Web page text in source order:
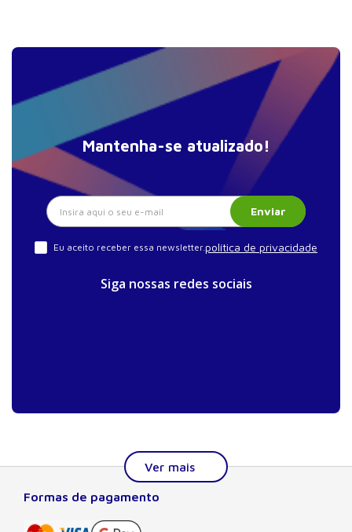
Mantenha-se atualizado!
Enviar
Eu aceito receber essa newsletter.política de privacidade
Siga nossas redes sociais
Formas de pagamento